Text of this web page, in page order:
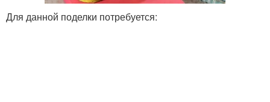
Для данной поделки потребуется: